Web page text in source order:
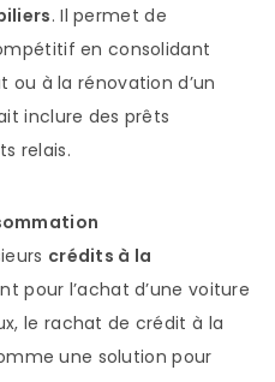
. Il permet de
en consolidant
ou à la rénovation d’un
inclure des prêts
relais.
crédits à la
pour l’achat d’une voiture
le rachat de crédit à la
une solution pour